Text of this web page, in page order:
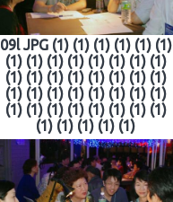
09l JPG (1) (1) (1) (1) (1) (1)
(1) (1) (1) (1) (1) (1) (1) (1)
(1) (1) (1) (1) (1) (1) (1) (1)
(1) (1) (1) (1) (1) (1) (1) (1)
(1) (1) (1) (1) (1) (1) (1) (1)
(1) (1) (1) (1) (1)